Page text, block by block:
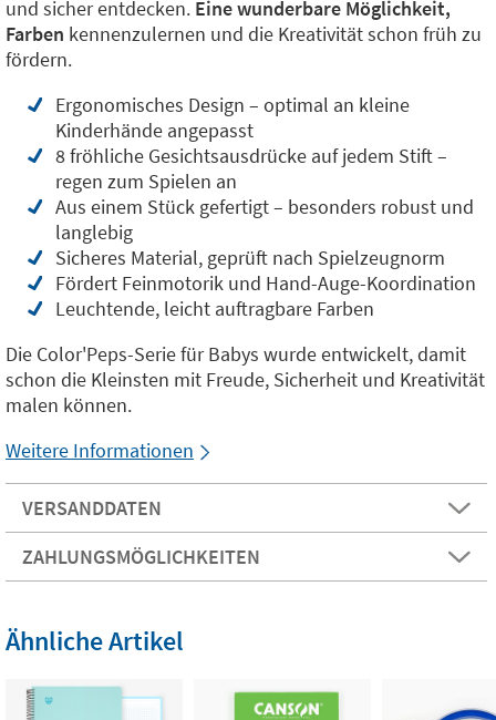
und sicher entdecken. Eine wunderbare Möglichkeit,
Farben kennenzulernen und die Kreativität schon früh zu
fördern.
Ergonomisches Design – optimal an kleine
Kinderhände angepasst
8 fröhliche Gesichtsausdrücke auf jedem Stift –
regen zum Spielen an
Aus einem Stück gefertigt – besonders robust und
langlebig
Sicheres Material, geprüft nach Spielzeugnorm
Fördert Feinmotorik und Hand-Auge-Koordination
Leuchtende, leicht auftragbare Farben
Die Color'Peps-Serie für Babys wurde entwickelt, damit
schon die Kleinsten mit Freude, Sicherheit und Kreativität
malen können.
Weitere Informationen
VERSANDDATEN
ZAHLUNGSMÖGLICHKEITEN
Ähnliche Artikel